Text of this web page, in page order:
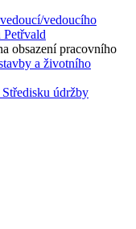
vedoucí/vedoucího
Petřvald
obsazení pracovního
a životního
Středisku údržby